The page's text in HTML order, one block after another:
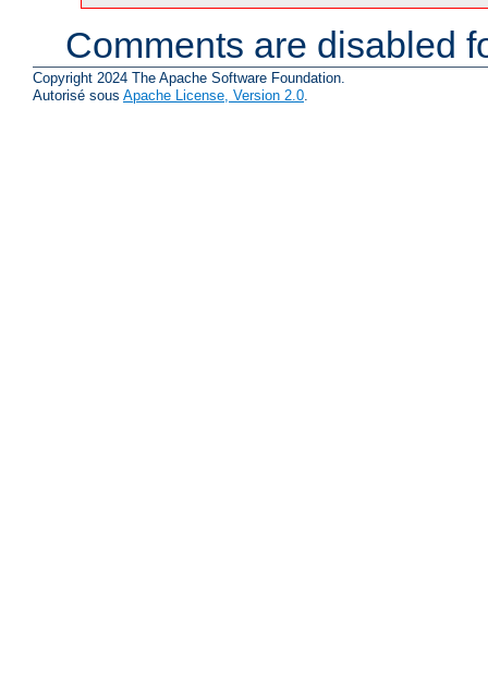
Comments are disabled
Copyright 2024 The Apache Software Foundation.
Autorisé sous Apache License, Version 2.0.